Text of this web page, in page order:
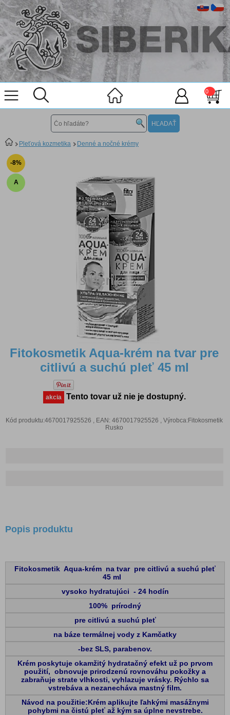
0
Pleťová kozmetika Denné a nočné krémy
-8%
A
Fitokosmetik Aqua-krém na tvar pre
citlivú a suchú pleť 45 ml
akcia Tento tovar už nie je dostupný.
Kód produktu:4670017925526 , EAN: 4670017925526 , Výrobca:Fitokosmetik
Rusko
Popis produktu
Fitokosmetik Aqua-krém na tvar pre citlivú a suchú pleť
45 ml
vysoko hydratujúci - 24 hodín
100% prírodný
pre citlivú a suchú pleť
na báze termálnej vody z Kamčatky
-bez SLS, parabenov.
Krém poskytuje okamžitý hydratačný efekt už po prvom
použití, obnovuje prirodzenú rovnováhu pokožky a
zabraňuje strate vlhkosti, vyhlazuje vrásky. Rýchlo sa
vstrebáva a nezanecháva mastný film.
Návod na použitie:Krém aplikujte ľahkými masážnymi
pohybmi na čistú pleť až kým sa úplne nevstrebe.